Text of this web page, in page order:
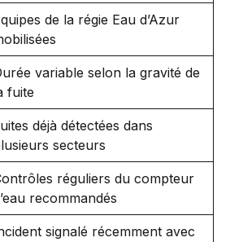
de la régie Eau d’Azur
variable selon la gravité de
fuite
déjà détectées dans
secteurs
réguliers du compteur
recommandés
signalé récemment avec